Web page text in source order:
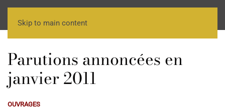
Skip to main content
Parutions annoncées en
janvier 2011
OUVRAGES